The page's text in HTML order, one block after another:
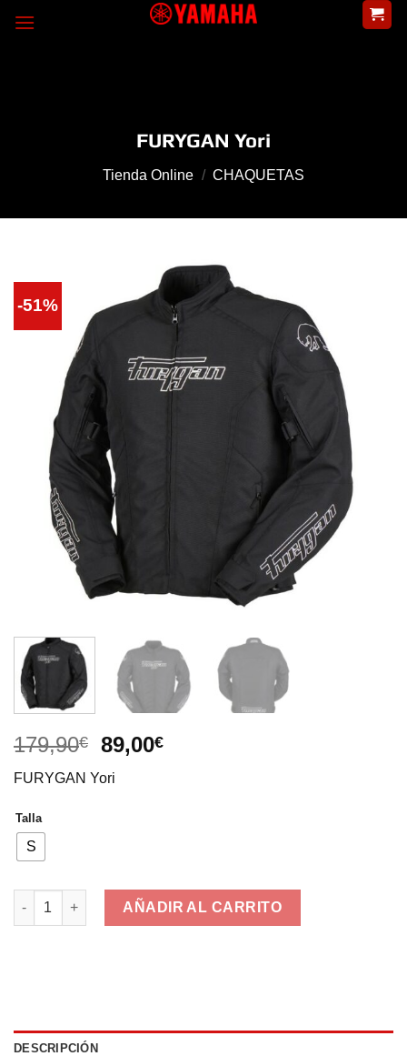
FURYGAN Yori
Tienda Online / CHAQUETAS
-51%
179,90€
El
original
89,00€El
FURYGAN Yori
Talla
S
FURYGAN Yori cantidad
AÑADIR AL CARRITO
DESCRIPCIÓN